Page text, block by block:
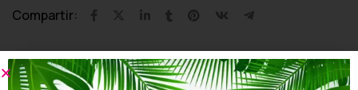
Compartir: